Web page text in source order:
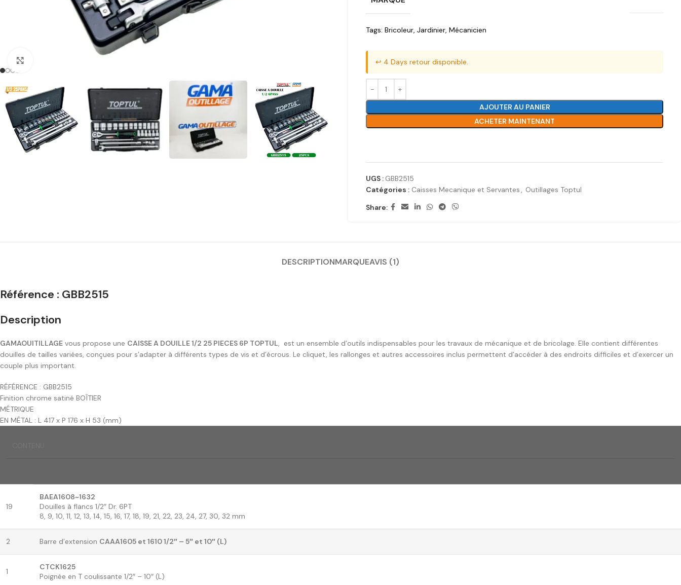
Tags: Bricoleur, Jardinier, Mécanicien
↩️ 4 Days retour disponible.
AJOUTER AU PANIER
ACHETER MAINTENANT
UGS : GBB2515
Catégories : Caisses Mecanique et Servantes, Outillages Toptul
Share:
DESCRIPTIONMARQUEAVIS (1)
Référence : GBB2515
Description
GAMAOUITILLAGE vous propose une CAISSE A DOUILLE 1/2 25 PIECES 6P TOPTUL, est un ensemble d’outils indispensables pour les travaux de mécanique et de bricolage. Elle contient différentes
douilles de tailles variées, conçues pour s’adapter à différents types de vis et d’écrous. Le cliquet, les rallonges et autres accessoires inclus permettent d’accéder à des endroits difficiles et d’exercer un
couple plus important.
RÉFÉRENCE : GBB2515
Finition chrome satiné BOÎTIER
MÉTRIQUE
EN MÉTAL : L 417 x P 176 x H 53 (mm)
19
BAEA1608~1632
Douilles à flancs 1/2″ Dr. 6PT
8, 9, 10, 11, 12, 13, 14, 15, 16, 17, 18, 19, 21, 22, 23, 24, 27, 30, 32 mm
2 Barre d’extension CAAA1605 et 1610 1/2″ – 5″ et 10″ (L)
1
CTCK1625
Poignée en T coulissante 1/2″ – 10″ (L)